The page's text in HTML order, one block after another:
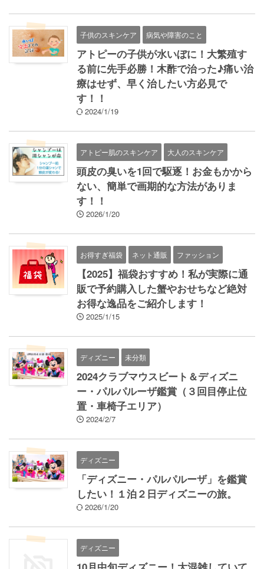
子供のスキンケア 病気や障害のこと
アトピーの子供が水いぼに！大繁殖す
る前に先手必勝！木酢で治った♪痛い治
療はせず、早く治したい方必見で
す！！
2024/1/19
アトピー肌のスキンケア 大人のスキンケア
頭皮の臭いを1回で駆逐！お金もかから
ない、簡単で画期的な方法がありま
す！！
2026/1/20
お得すぎ福袋 ネット通販 ファッション
【2025】福袋おすすめ！私が実際に通
販で予約購入した蟹やおせちなど絶対
お得な逸品をご紹介します！
2025/1/15
ディズニー 未分類
2024クラブマウスビート＆ディズニ
ー・パルパルーザ鑑賞（３回目停止位
置・車椅子エリア）
2024/2/7
ディズニー
「ディズニー・パルパルーザ」を鑑賞
したい！１泊２日ディズニーの旅。
2026/1/20
ディズニー